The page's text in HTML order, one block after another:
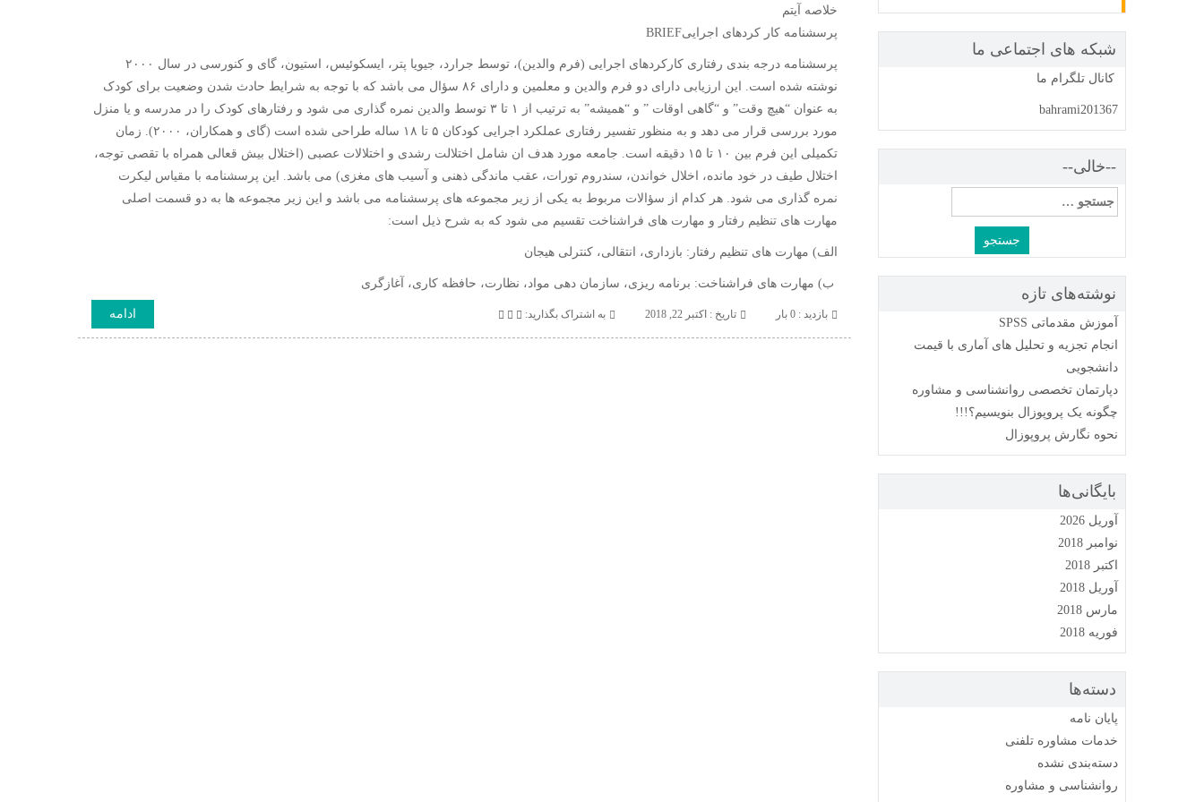
خلاصه آیتم
پرسشنامه کار کردهای اجراییBRIEF
پرسشنامه درجه بندی رفتاری کارکردهای اجرایی (فرم والدین)، توسط جرارد، جیویا پتر، ایسکوئیس، استیون، گای و کنورسی در سال ۲۰۰۰
نوشته شده است. این ارزیابی دارای دو فرم والدین و معلمین و دارای ۸۶ سؤال می باشد که با توجه به شرایط حادث شدن وضعیت برای کودک
به عنوان “هیچ وقت” و “گاهی اوقات ” و “همیشه” به ترتیب از ۱ تا ۳ توسط والدین نمره گذاری می شود و رفتارهای کودک را در مدرسه و یا منزل
مورد بررسی قرار می دهد و به منظور تفسیر رفتاری عملکرد اجرایی کودکان ۵ تا ۱۸ ساله طراحی شده است (گای و همکاران، ۲۰۰۰). زمان
تکمیلی این فرم بین ۱۰ تا ۱۵ دقیقه است. جامعه مورد هدف ان شامل اختلالت رشدی و اختلالات عصبی (اختلال بیش قعالی همراه با تقصی توجه،
اختلال طیف در خود مانده، اخلال خواندن، سندروم تورات، عقب ماندگی ذهنی و آسیب های مغزی) می باشد. این پرسشنامه با مقیاس لیکرت
نمره گذاری می شود. هر کدام از سؤالات مربوط به یکی از زیر مجموعه های پرسشنامه می باشد و این زیر مجموعه ها به دو قسمت اصلی
مهارت های تنظیم رفتار و مهارت های فراشناخت تقسیم می شود که به شرح ذیل است:
الف) مهارت های تنظیم رفتار: بازداری، انتقالی، کنترلی هیجان
ب) مهارت های فراشناخت: برنامه ریزی، سازمان دهی مواد، نظارت، حافظه کاری، آغازگری
بازدید : 0 بار تاريخ : اکتبر 22, 2018 به اشتراک بگذارید: ادامه
شبکه های اجتماعی ما
کانال تلگرام ما
bahrami201367
--خالی--
برای:
نوشته‌های تازه
آموزش مقدماتی SPSS
انجام تجزیه و تحلیل های آماری با قیمت
دانشجویی
دپارتمان تخصصی روانشناسی و مشاوره
چگونه یک پروپوزال بنویسیم؟!!!
نحوه نگارش پروپوزال
بایگانی‌ها
آوریل 2026
نوامبر 2018
اکتبر 2018
آوریل 2018
مارس 2018
فوریه 2018
دسته‌ها
پایان نامه
خدمات مشاوره تلفنی
دسته‌بندی نشده
روانشناسی و مشاوره